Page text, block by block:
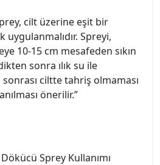
cilt üzerine eşit bir
Spreyi,
10-15 cm mesafeden sıkın
sonra ılık su ile
ciltte tahriş olmaması
önerilir.”
Sprey Kullanımı